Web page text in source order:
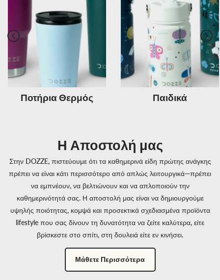
Previous Next
Ποτήρια Θερμός Παιδικά
Η Αποστολή μας
Στην DOZZE, πιστεύουμε ότι τα καθημερινά είδη πρώτης ανάγκης
πρέπει να είναι κάτι περισσότερο από απλώς λειτουργικά—πρέπει
να εμπνέουν, να βελτιώνουν και να απλοποιούν την
καθημερινότητά σας. Η αποστολή μας είναι να δημιουργούμε
υψηλής ποιότητας, κομψά και προσεκτικά σχεδιασμένα προϊόντα
lifestyle που σας δίνουν τη δυνατότητα να ζείτε καλύτερα, είτε
βρίσκεστε στο σπίτι, στη δουλειά είτε εν κινήσει.
Μάθετε Περισσότερα